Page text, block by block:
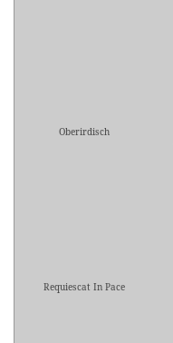
Oberirdisch
Requiescat In Pace